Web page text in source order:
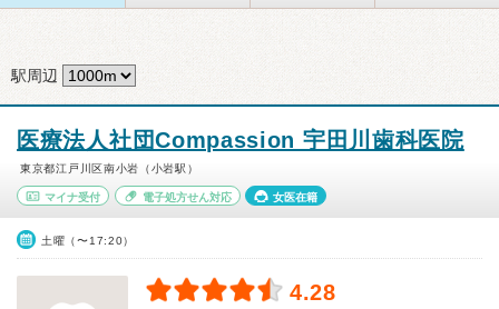
駅周辺
医療法人社団Compassion 宇田川歯科医院
東京都江戸川区南小岩（小岩駅）
マイナ受付 電子処方せん対応 女医在籍
土曜（〜17:20）
4.28